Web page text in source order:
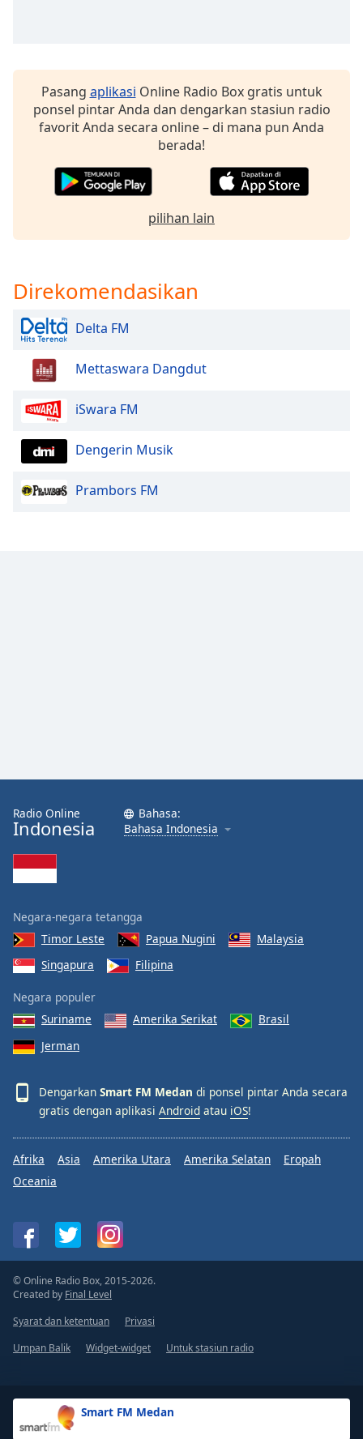
Text
Background
Color
Opacity
Background
Color
Done
Close
Dialog
End
window.
Smart FM Medan
Pasang aplikasi Online Radio Box gratis untuk
ponsel pintar Anda dan dengarkan stasiun radio
favorit Anda secara online – di mana pun Anda
berada!
pilihan lain
Direkomendasikan
Delta FM
Mettaswara Dangdut
iSwara FM
Dengerin Musik
Prambors FM
Radio Online
Indonesia
Bahasa:
Bahasa Indonesia
Negara-negara tetangga
Timor Leste
Papua Nugini
Malaysia
Singapura
Filipina
Negara populer
Suriname
Amerika Serikat
Brasil
Jerman
Dengarkan Smart FM Medan di ponsel pintar Anda secara
gratis dengan aplikasi Android atau iOS!
Afrika Asia Amerika Utara Amerika Selatan
Eropah
Oceania
© Online Radio Box, 2015-2026.
Created by Final Level
Syarat dan ketentuan
Privasi
Umpan Balik
Widget-widget Untuk stasiun radio